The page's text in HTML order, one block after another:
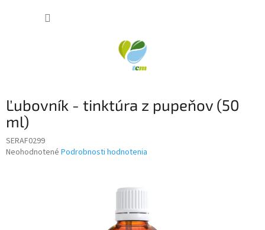
Ľubovník - tinktúra z pupeňov (50
ml)
SERAF0299
Priemerné
Neohodnotené Podrobnosti hodnotenia